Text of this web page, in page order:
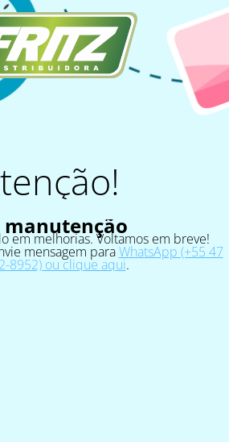
manutenção
em melhorias. Voltamos em breve!
mensagem paraWhatsApp (+55 47
8952) ou clique aqui.